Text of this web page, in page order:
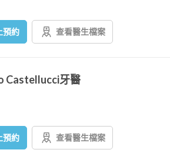
預約 查看醫生檔案
Castellucci牙醫
預約 查看醫生檔案